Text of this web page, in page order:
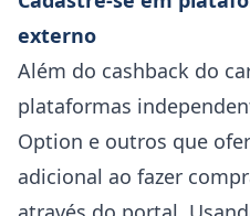
externo
Além do cashback do
plataformas
Option e outros que
adicional ao fazer